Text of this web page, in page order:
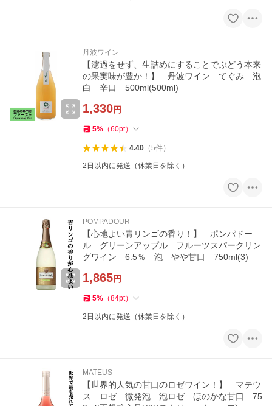
丹波ワイン
【濾過をせず、生詰めにすることでぶどう本来
の果実味が豊か！】 丹波ワイン てぐみ 泡
白 辛口 500ml(500ml)
1,330円
5% （60pt）
4.40（5件）
2日以内に発送（休業日を除く）
POMPADOUR
【心地よい青リンゴの香り！】 ポンパドー
ル グリーンアップル フルーツスパークリン
グワイン 6.5％ 泡 やや甘口 750ml(3)
1,865円
5% （84pt）
2日以内に発送（休業日を除く）
MATEUS
【世界的人気の甘口のロゼワイン！】 マテウ
ス ロゼ 微発泡 泡ロゼ ほのかな甘口 75